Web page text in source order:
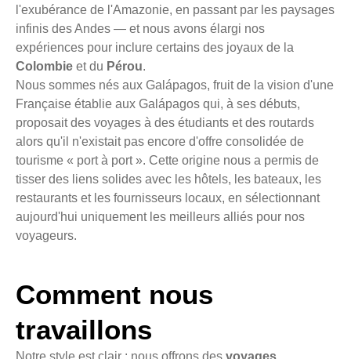
l'exubérance de l'Amazonie, en passant par les paysages
infinis des Andes — et nous avons élargi nos
expériences pour inclure certains des joyaux de la
Colombie et du Pérou.
Nous sommes nés aux Galápagos, fruit de la vision d'une
Française établie aux Galápagos qui, à ses débuts,
proposait des voyages à des étudiants et des routards
alors qu'il n'existait pas encore d'offre consolidée de
tourisme « port à port ». Cette origine nous a permis de
tisser des liens solides avec les hôtels, les bateaux, les
restaurants et les fournisseurs locaux, en sélectionnant
aujourd'hui uniquement les meilleurs alliés pour nos
voyageurs.
Comment nous
travaillons
Notre style est clair : nous offrons des voyages